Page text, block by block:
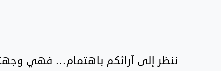
ننظر إلى آرائكم باهتمام... فهي